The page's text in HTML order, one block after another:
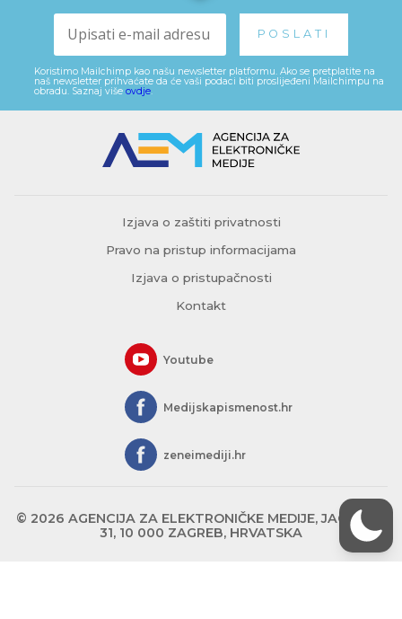
Koristimo Mailchimp kao našu newsletter platformu. Ako se pretplatite na
naš newsletter prihvaćate da će vaši podaci biti proslijeđeni Mailchimpu na
obradu. Saznaj više ovdje
Izjava o zaštiti privatnosti
Pravo na pristup informacijama
Izjava o pristupačnosti
Kontakt
Youtube
Medijskapismenost.hr
zeneimediji.hr
© 2026 AGENCIJA ZA ELEKTRONIČKE MEDIJE, JAGIĆEVA
31, 10 000 ZAGREB, HRVATSKA